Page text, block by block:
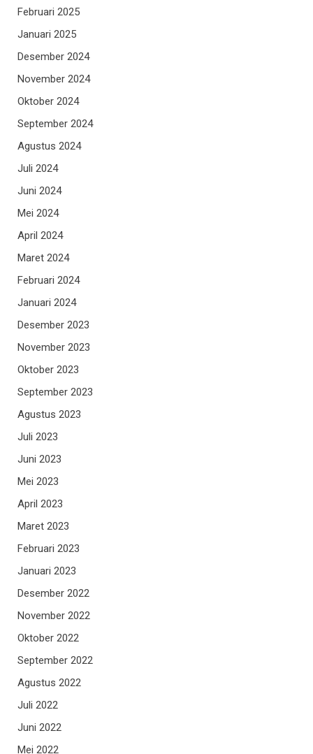
Februari 2025
Januari 2025
Desember 2024
November 2024
Oktober 2024
September 2024
Agustus 2024
Juli 2024
Juni 2024
Mei 2024
April 2024
Maret 2024
Februari 2024
Januari 2024
Desember 2023
November 2023
Oktober 2023
September 2023
Agustus 2023
Juli 2023
Juni 2023
Mei 2023
April 2023
Maret 2023
Februari 2023
Januari 2023
Desember 2022
November 2022
Oktober 2022
September 2022
Agustus 2022
Juli 2022
Juni 2022
Mei 2022